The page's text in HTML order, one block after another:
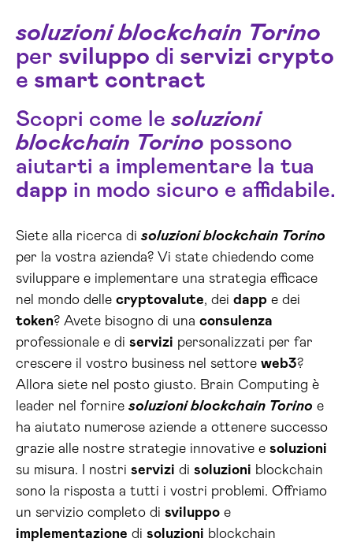
soluzioni blockchain Torino
per sviluppo di servizi crypto
e smart contract
Scopri come le soluzioni
blockchain Torino possono
aiutarti a implementare la tua
dapp in modo sicuro e affidabile.
Siete alla ricerca di soluzioni blockchain Torino
per la vostra azienda? Vi state chiedendo come
sviluppare e implementare una strategia efficace
nel mondo delle cryptovalute, dei dapp e dei
token? Avete bisogno di una consulenza
professionale e di servizi personalizzati per far
crescere il vostro business nel settore web3?
Allora siete nel posto giusto. Brain Computing è
leader nel fornire soluzioni blockchain Torino e
ha aiutato numerose aziende a ottenere successo
grazie alle nostre strategie innovative e soluzioni
su misura. I nostri servizi di soluzioni blockchain
sono la risposta a tutti i vostri problemi. Offriamo
un servizio completo di sviluppo e
implementazione di soluzioni blockchain